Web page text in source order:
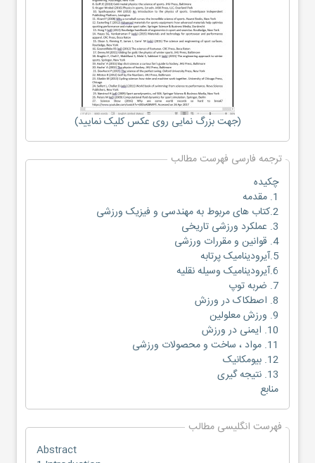
(جهت بزرگ نمایی روی عکس کلیک نمایید)
ترجمه فارسی فهرست مطالب
چکیده
1. مقدمه
2.کتاب های مربوط به مهندسی و فیزیک ورزشی
3. عملکرد ورزشی تاریخی
4. قوانین و مقررات ورزشی
5.آیرودینامیک پرتابه
6.آیرودینامیک وسیله نقلیه
7. ضربه توپ
8. اصطکاک در ورزش
9. ورزش معلولین
10. ایمنی در ورزش
11. مواد ، ساخت و محصولات ورزشی
12. بیومکانیک
13. نتیجه گیری
منابع
فهرست انگلیسی مطالب
Abstract